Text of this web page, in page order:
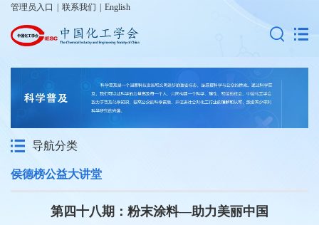
管理员入口 联系我们 English
导航分类
侯德榜公益大讲堂
第四十八期：粉末涂料—助力美丽中国